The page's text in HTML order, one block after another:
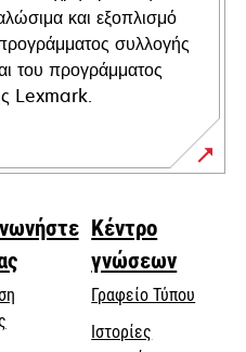
και εξοπλισμό
συλλογής
του προγράμματος
Lexmark.
Κέντρο
γνώσεων
Γραφείο Τύπου
Ιστορίες